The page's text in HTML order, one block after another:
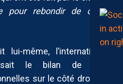
pour rebondir de cette
lui-même, l’international
le bilan de ses
sur le côté droit du